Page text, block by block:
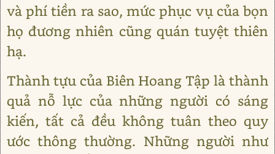
và phí tiền ra sao, mức phục vụ của bọn
họ đương nhiên cũng quán tuyệt thiên
hạ.
Thành tựu của Biên Hoang Tập là thành
quả nỗ lực của những người có sáng
kiến, tất cả đều không tuân theo quy
ước thông thường. Những người như